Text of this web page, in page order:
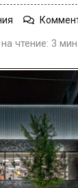
чтение: 3 мин